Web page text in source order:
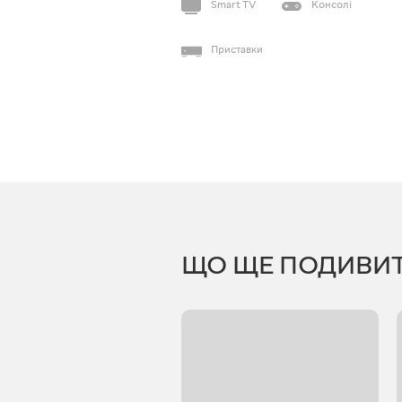
Smart TV Консолі
Приставки
ЩО ЩЕ